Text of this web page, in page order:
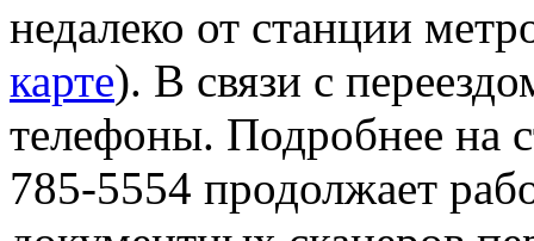
недалеко от станции
карте). В связи с
телефоны. Подробнее на
785-5554 продолжает